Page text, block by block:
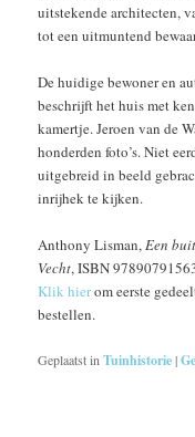
uitstekende architecten,
tot een uitmuntend
De huidige bewoner en
beschrijft het huis met
kamertje. Jeroen van de
honderden foto’s. Niet
uitgebreid in beeld
inrijhek te kijken.
Anthony Lisman,Een
Vecht, ISBN
Klik hierom eerste
bestellen.
Geplaatst inTuinhistorie|